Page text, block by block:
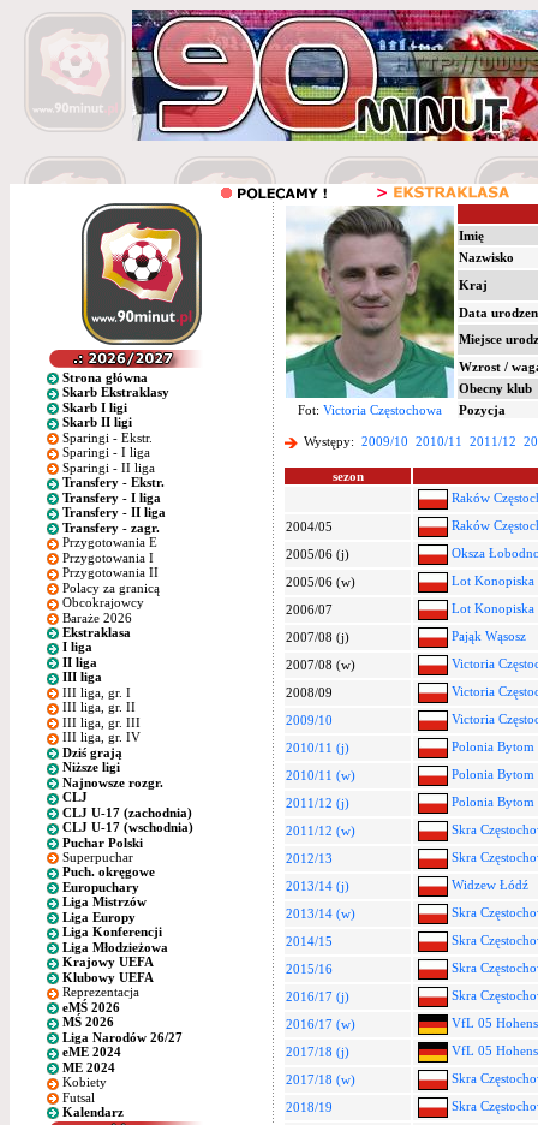
Strona główna
Skarb Ekstraklasy
Skarb I ligi
Skarb II ligi
Sparingi - Ekstr.
Sparingi - I liga
Sparingi - II liga
Transfery - Ekstr.
Transfery - I liga
Transfery - II liga
Transfery - zagr.
Przygotowania E
Przygotowania I
Przygotowania II
Polacy za granicą
Obcokrajowcy
Baraże 2026
Ekstraklasa
I liga
II liga
III liga
III liga, gr. I
III liga, gr. II
III liga, gr. III
III liga, gr. IV
Dziś grają
Niższe ligi
Najnowsze rozgr.
CLJ
CLJ U-17 (zachodnia)
CLJ U-17 (wschodnia)
Puchar Polski
Superpuchar
Puch. okręgowe
Europuchary
Liga Mistrzów
Liga Europy
Liga Konferencji
Liga Młodzieżowa
Krajowy UEFA
Klubowy UEFA
Reprezentacja
eMŚ 2026
MŚ 2026
Liga Narodów 26/27
eME 2024
ME 2024
Kobiety
Futsal
Kalendarz
Imię
Nazwisko
Kraj
Data
Miejsce
Wzrost /
Obecny klub
Fot: Victoria Częstochowa Pozycja
Występy: 2009/10 2010/11 2011/12
sezon
Raków
2004/05
Raków
2005/06 (j)
Oksza
2005/06 (w)
Lot Konopiska
2006/07
Lot Konopiska
2007/08 (j)
Pająk Wąsosz
2007/08 (w)
Victoria
2008/09
Victoria
2009/10
Victoria
2010/11 (j)
Polonia Bytom
2010/11 (w)
Polonia Bytom
2011/12 (j)
Polonia Bytom
2011/12 (w)
Skra
2012/13
Skra
2013/14 (j)
Widzew Łódź
2013/14 (w)
Skra
2014/15
Skra
2015/16
Skra
2016/17 (j)
Skra
2016/17 (w)
VfL 05
2017/18 (j)
VfL 05
2017/18 (w)
Skra
2018/19
Skra